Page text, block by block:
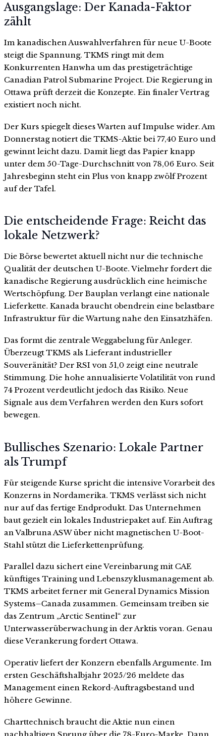
Ausgangslage: Der Kanada-Faktor
zählt
Im kanadischen Auswahlverfahren für neue U-Boote
steigt die Spannung. TKMS ringt mit dem
Konkurrenten Hanwha um das prestigeträchtige
Canadian Patrol Submarine Project. Die Regierung in
Ottawa prüft derzeit die Konzepte. Ein finaler Vertrag
existiert noch nicht.
Der Kurs spiegelt dieses Warten auf Impulse wider. Am
Donnerstag notiert die TKMS-Aktie bei 77,40 Euro und
gewinnt leicht dazu. Damit liegt das Papier knapp
unter dem 50-Tage-Durchschnitt von 78,06 Euro. Seit
Jahresbeginn steht ein Plus von knapp zwölf Prozent
auf der Tafel.
Die entscheidende Frage: Reicht das
lokale Netzwerk?
Die Börse bewertet aktuell nicht nur die technische
Qualität der deutschen U-Boote. Vielmehr fordert die
kanadische Regierung ausdrücklich eine heimische
Wertschöpfung. Der Bauplan verlangt eine nationale
Lieferkette. Kanada braucht obendrein eine belastbare
Infrastruktur für die Wartung nahe den Einsatzhäfen.
Das formt die zentrale Weggabelung für Anleger.
Überzeugt TKMS als Lieferant industrieller
Souveränität? Der RSI von 51,0 zeigt eine neutrale
Stimmung. Die hohe annualisierte Volatilität von rund
74 Prozent verdeutlicht jedoch das Risiko. Neue
Signale aus dem Verfahren werden den Kurs sofort
bewegen.
Bullisches Szenario: Lokale Partner
als Trumpf
Für steigende Kurse spricht die intensive Vorarbeit des
Konzerns in Nordamerika. TKMS verlässt sich nicht
nur auf das fertige Endprodukt. Das Unternehmen
baut gezielt ein lokales Industriepaket auf. Ein Auftrag
an Valbruna ASW über nicht magnetischen U-Boot-
Stahl stützt die Lieferkettenprüfung.
Parallel dazu sichert eine Vereinbarung mit CAE
künftiges Training und Lebenszyklusmanagement ab.
TKMS arbeitet ferner mit General Dynamics Mission
Systems–Canada zusammen. Gemeinsam treiben sie
das Zentrum „Arctic Sentinel“ zur
Unterwasserüberwachung in der Arktis voran. Genau
diese Verankerung fordert Ottawa.
Operativ liefert der Konzern ebenfalls Argumente. Im
ersten Geschäftshalbjahr 2025/26 meldete das
Management einen Rekord-Auftragsbestand und
höhere Gewinne.
Charttechnisch braucht die Aktie nun einen